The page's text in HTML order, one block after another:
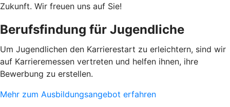
Zukunft. Wir freuen uns auf Sie!
Berufsfindung für Jugendliche
Um Jugendlichen den Karrierestart zu erleichtern, sind wir
auf Karrieremessen vertreten und helfen ihnen, ihre
Bewerbung zu erstellen.
Mehr zum Ausbildungsangebot erfahren